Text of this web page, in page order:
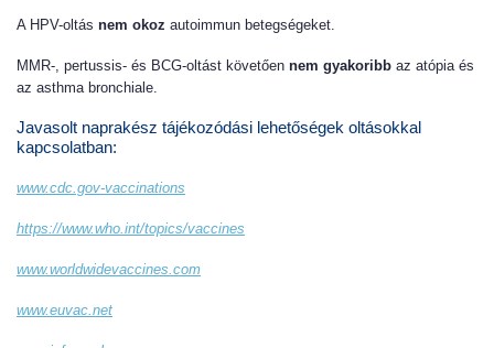
A HPV-oltás nem okoz autoimmun betegségeket.
MMR-, pertussis- és BCG-oltást követően nem gyakoribb az atópia és
az asthma bronchiale.
Javasolt naprakész tájékozódási lehetőségek oltásokkal
kapcsolatban:
www.cdc.gov-vaccinations
https://www.who.int/topics/vaccines
www.worldwidevaccines.com
www.euvac.net